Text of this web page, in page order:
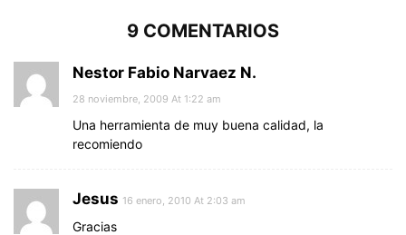
9 COMENTARIOS
Nestor Fabio Narvaez N.
28 noviembre, 2009 At 1:22 am
Una herramienta de muy buena calidad, la
recomiendo
Jesus 16 enero, 2010 At 2:03 am
Gracias